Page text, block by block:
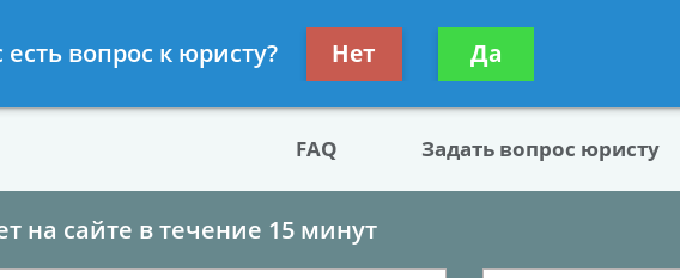
по разводу
Получите консультацию
бесплатно
FAQ Задать вопрос юристу
на сайте в течение 15 минут
есть вопрос к юристу? Нет Да